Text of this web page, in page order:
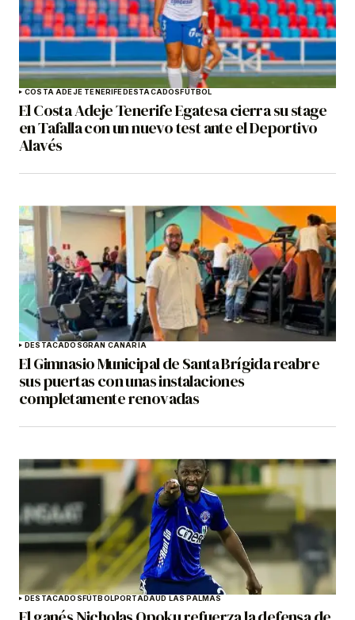
COSTA ADEJE TENERIFEDESTACADOSFÚTBOL
El Costa Adeje Tenerife Egatesa cierra su stage
en Tafalla con un nuevo test ante el Deportivo
Alavés
DESTACADOSGRAN CANARIA
El Gimnasio Municipal de Santa Brígida reabre
sus puertas con unas instalaciones
completamente renovadas
DESTACADOSFÚTBOLPORTADAUD LAS PALMAS